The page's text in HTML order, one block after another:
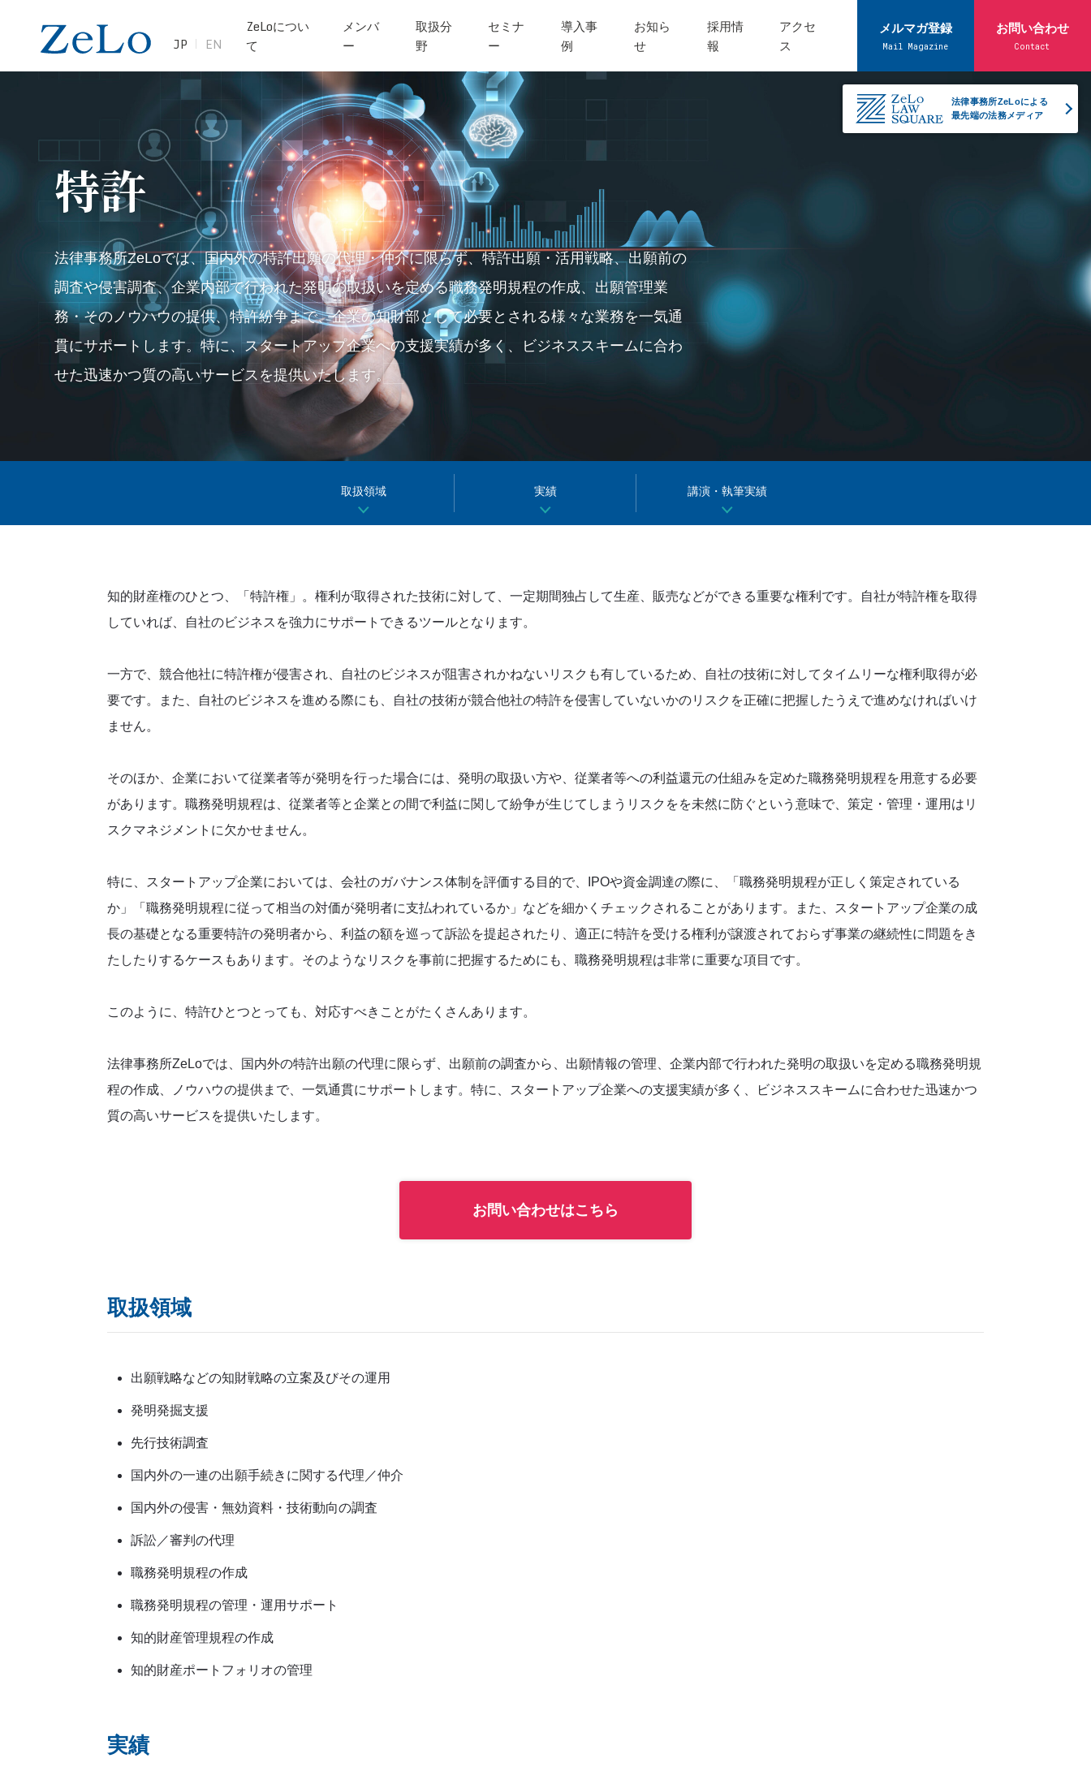
JP EN
ZeLoについ
て
メンバ
ー
取扱分
野
セミナ
ー
導入事
例
お知ら
せ
採用情
報
アクセ
ス
メルマガ登録
Mail Magazine
お問い合わせ
Contact
法律事務所ZeLoによる
最先端の法務メディア
特許
法律事務所ZeLoでは、国内外の特許出願の代理・仲介に限らず、特許出願・活用戦略、出願前の
調査や侵害調査、企業内部で行われた発明の取扱いを定める職務発明規程の作成、出願管理業
務・そのノウハウの提供、特許紛争まで、企業の知財部として必要とされる様々な業務を一気通
貫にサポートします。特に、スタートアップ企業への支援実績が多く、ビジネススキームに合わ
せた迅速かつ質の高いサービスを提供いたします。
取扱領域 実績 講演・執筆実績
知的財産権のひとつ、「特許権」。権利が取得された技術に対して、一定期間独占して生産、販売などができる重要な権利です。自社が特許権を取得
していれば、自社のビジネスを強力にサポートできるツールとなります。
一方で、競合他社に特許権が侵害され、自社のビジネスが阻害されかねないリスクも有しているため、自社の技術に対してタイムリーな権利取得が必
要です。また、自社のビジネスを進める際にも、自社の技術が競合他社の特許を侵害していないかのリスクを正確に把握したうえで進めなければいけ
ません。
そのほか、企業において従業者等が発明を行った場合には、発明の取扱い方や、従業者等への利益還元の仕組みを定めた職務発明規程を用意する必要
があります。職務発明規程は、従業者等と企業との間で利益に関して紛争が生じてしまうリスクをを未然に防ぐという意味で、策定・管理・運用はリ
スクマネジメントに欠かせません。
特に、スタートアップ企業においては、会社のガバナンス体制を評価する目的で、IPOや資金調達の際に、「職務発明規程が正しく策定されている
か」「職務発明規程に従って相当の対価が発明者に支払われているか」などを細かくチェックされることがあります。また、スタートアップ企業の成
長の基礎となる重要特許の発明者から、利益の額を巡って訴訟を提起されたり、適正に特許を受ける権利が譲渡されておらず事業の継続性に問題をき
たしたりするケースもあります。そのようなリスクを事前に把握するためにも、職務発明規程は非常に重要な項目です。
このように、特許ひとつとっても、対応すべきことがたくさんあります。
法律事務所ZeLoでは、国内外の特許出願の代理に限らず、出願前の調査から、出願情報の管理、企業内部で行われた発明の取扱いを定める職務発明規
程の作成、ノウハウの提供まで、一気通貫にサポートします。特に、スタートアップ企業への支援実績が多く、ビジネススキームに合わせた迅速かつ
質の高いサービスを提供いたします。
お問い合わせはこちら
取扱領域
出願戦略などの知財戦略の立案及びその運用
発明発掘支援
先行技術調査
国内外の一連の出願手続きに関する代理／仲介
国内外の侵害・無効資料・技術動向の調査
訴訟／審判の代理
職務発明規程の作成
職務発明規程の管理・運用サポート
知的財産管理規程の作成
知的財産ポートフォリオの管理
実績